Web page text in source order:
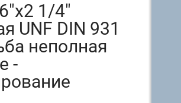
1/4"
UNF DIN 931
неполная
-